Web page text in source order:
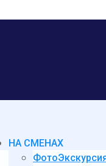
НА СМЕНАХ